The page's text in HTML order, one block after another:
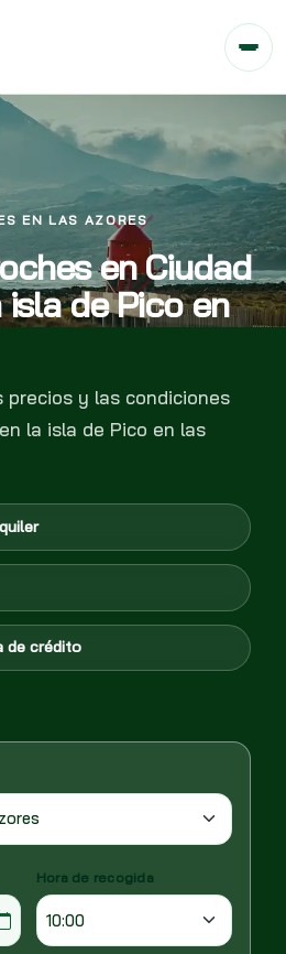
EN LAS AZORES
en Ciudad
de Pico en
precios y las condiciones
la isla de Pico en las
de crédito
Hora de recogida